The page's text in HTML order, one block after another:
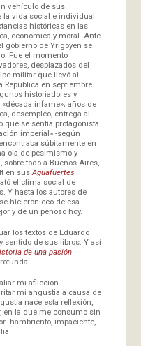
vehículo de sus
la vida social e individual
históricas en las
económica y moral. Ante
gobierno de Yrigoyen se
Fue el momento
desplazados del
militar que llevó al
República en septiembre
historiadores y
infame»; años de
desempleo, entrega al
que se sentía protagonista
imperial» -según
súbitamente en
ola de pesimismo y
todo a Buenos Aires,
en sus Aguafuertes
el clima social de
Y hasta los autores de
hicieron eco de esa
y de un penoso hoy.
los textos de Eduardo
sentido de sus libros. Y así
de una pasión
mi aflicción
mi angustia a causa de
nace esta reflexión,
en la que me consumo sin
-hambriento, impaciente,